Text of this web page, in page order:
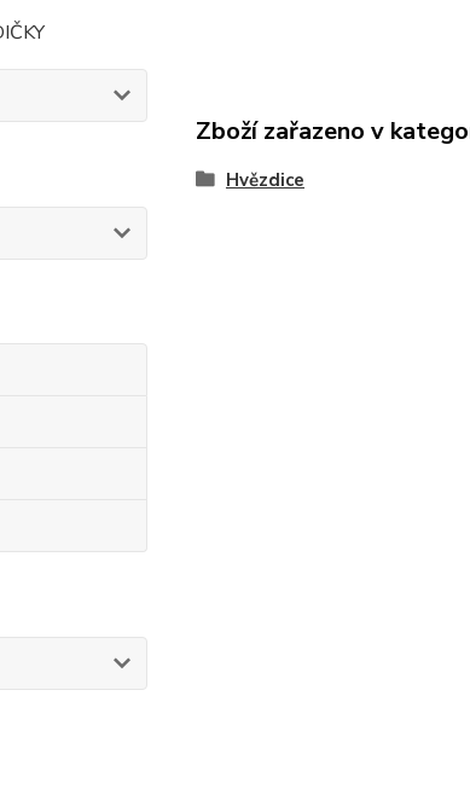
Zboží zařazeno v
Hvězdice